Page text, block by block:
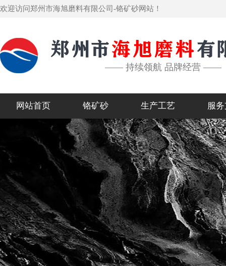
欢迎访问郑州市海旭磨料有限公司-铬矿砂网站！
—— 持续领航 品牌经营 ——
网站首页 铬矿砂 生产工艺 服